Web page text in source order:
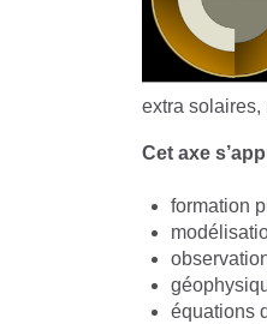
extra solaires,
Cet axe
formation
équations